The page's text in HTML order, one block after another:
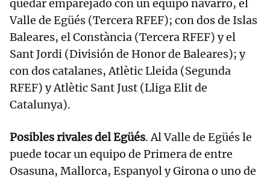
quedar emparejado con un equipo navarro, el
Valle de Egüés (Tercera RFEF); con dos de Islas
Baleares, el Constància (Tercera RFEF) y el
Sant Jordi (División de Honor de Baleares); y
con dos catalanes, Atlètic Lleida (Segunda
RFEF) y Atlètic Sant Just (Lliga Elit de
Catalunya).
Posibles rivales del Egüés. Al Valle de Egüés le
puede tocar un equipo de Primera de entre
Osasuna, Mallorca, Espanyol y Girona o uno de